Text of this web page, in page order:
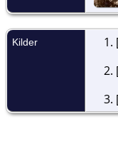
Kilder